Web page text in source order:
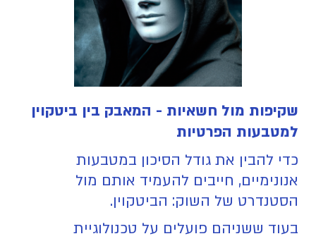
שקיפות מול חשאיות - המאבק בין ביטקוין
למטבעות הפרטיות
כדי להבין את גודל הסיכון במטבעות
אנונימיים, חייבים להעמיד אותם מול
הסטנדרט של השוק: הביטקוין.
בעוד ששניהם פועלים על טכנולוגיית